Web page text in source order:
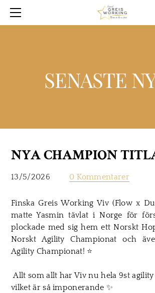
SENASTE
NYA CHAMPION
13/5/2026 0 Kommentarer
Finska Greis Working Viv (Flow x
matte Yasmin tävlat i Norge för
plockade med sig hem ett Norskt
Norskt Agility Championat och
Agility Championat! ⭐
Allt som allt har Viv nu hela 9st
vilket är såimponerande ✨
KÖPA
PLANER
ENGLISH
ÅRETS GREIS
KURSER & TRÄFFAR